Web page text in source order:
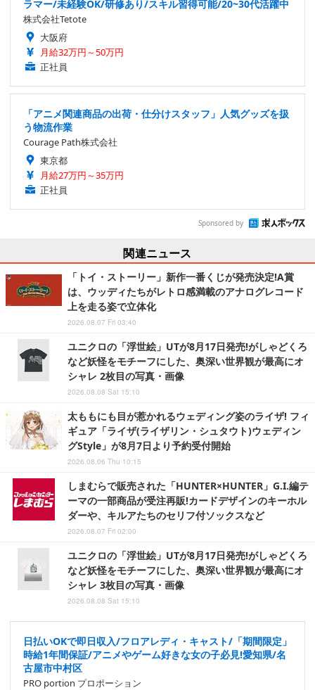
ラマー/未経験OK/研修あり/スキル習得可能/20~30代活躍中
株式会社Tetote
大阪府
月給32万円～50万円
正社員
「アニメ関連商品の出荷・仕分けスタッフ」人気グッズを扱
う物流作業
Courage Path株式会社
東京都
月給27万円～35万円
正社員
Sponsored by
関連ニュース
「トイ・ストーリー」新作一番くじが発売決定!A賞
は、ウッディたちがレトロ感満載のアナログレコード
上を走る姿で立体化
2026.08.07 Fri 03:40
ユニクロの「浮世絵」UTが8月17日発売!がしゃどくろ
など妖怪をモチーフにした、奥深い世界観が最高にオ
シャレ 2枚目の写真・画像
2026.08.08 Sat 15:10
太ももにも目が惹かれるウェディング姿のライザ! フィ
ギュア「ライザ(ライザリン・シュタウト)ウェディン
グStyle」が8月7日より予約受付開始
2026.08.06 Thu 10:15
しまむらで販売された「HUNTER×HUNTER」G.I.編テ
ーマの一部商品が受注再販!カードデザインのキーホル
ダーや、キルアたちのセリフ付ソックスなど
2026.08.07 Fri 02:00
ユニクロの「浮世絵」UTが8月17日発売!がしゃどくろ
など妖怪をモチーフにした、奥深い世界観が最高にオ
シャレ 3枚目の写真・画像
2026.08.08 Sat 15:10
日払いOKで即日収入/フロアレディ・キャスト/「期間限定」
時給1年間保証/アニメやゲーム好きな女の子必見!愛知県/名
古屋市中村区
PRO portion プロポーション